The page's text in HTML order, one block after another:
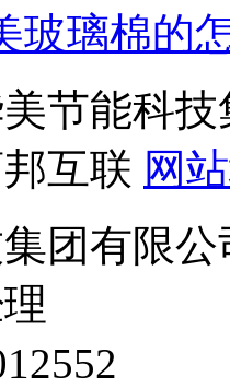
玻璃棉的
节能科
互联 网
团有限公